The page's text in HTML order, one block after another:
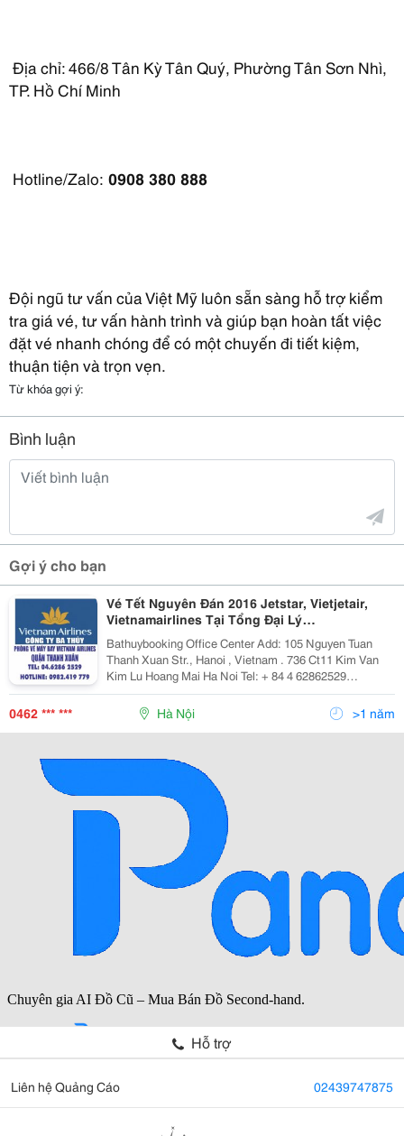
Địa chỉ: 466/8 Tân Kỳ Tân Quý, Phường Tân Sơn Nhì,
TP. Hồ Chí Minh
Hotline/Zalo: 0908 380 888
Đội ngũ tư vấn của Việt Mỹ luôn sẵn sàng hỗ trợ kiểm
tra giá vé, tư vấn hành trình và giúp bạn hoàn tất việc
đặt vé nhanh chóng để có một chuyến đi tiết kiệm,
thuận tiện và trọn vẹn.
Từ khóa gợi ý:
Bình luận
Gợi ý cho bạn
Vé Tết Nguyên Đán 2016 Jetstar, Vietjetair,
Vietnamairlines Tại Tổng Đại Lý
Quạnthanhxuan
Bathuybooking Office Center Add: 105 Nguyen Tuan
Thanh Xuan Str., Hanoi , Vietnam . 736 Ct11 Kim Van
Kim Lu Hoang Mai Ha Noi Tel: + 84 4 62862529
/62862500 Fax: +84 4 62862529 Cell Phone: + 84
972.958.782 + 84 982.419.779 Email: Phongv
0462 *** *** Hà Nội >1 năm
Hỗ trợ
Liên hệ Quảng Cáo 02439747875